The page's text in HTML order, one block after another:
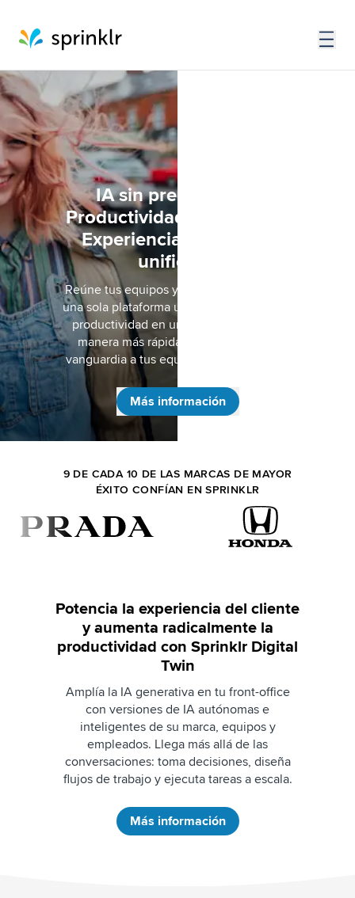
IA sin precedentes.
Productividad inigualable.
Experiencia del cliente
unificada
Reúne tus equipos y tus herramientas en
una sola plataforma unificada. Aumenta la
productividad en un 40%. Descubre la
manera más rápida de llevar la IA de
vanguardia a tus equipos de Front Office
Más información
9 DE CADA 10 DE LAS MARCAS DE MAYOR
ÉXITO CONFÍAN EN SPRINKLR
Potencia la experiencia del cliente
y aumenta radicalmente la
productividad con Sprinklr Digital
Twin
Amplía la IA generativa en tu front-office
con versiones de IA autónomas e
inteligentes de su marca, equipos y
empleados. Llega más allá de las
conversaciones: toma decisiones, diseña
flujos de trabajo y ejecuta tareas a escala.
Más información